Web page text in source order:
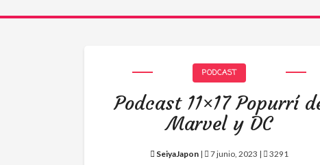
PODCAST
Podcast 11×17 Popurrí
Marvel y DC
SeiyaJapon | 7 junio, 2023 | 3291